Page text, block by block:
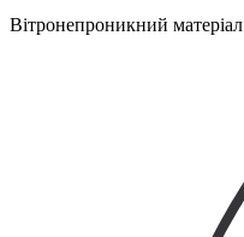
Вітронепроникний матеріал